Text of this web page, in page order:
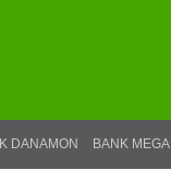
DANAMON BANK MEGA